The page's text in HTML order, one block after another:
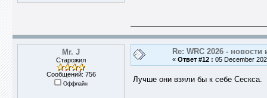
Mr. J
Старожил
Сообщений: 756
Оффлайн
Re: WRC 2026 - новости
« Ответ #12 : 05 December
Лучше они взяли бы к себе Сескса.